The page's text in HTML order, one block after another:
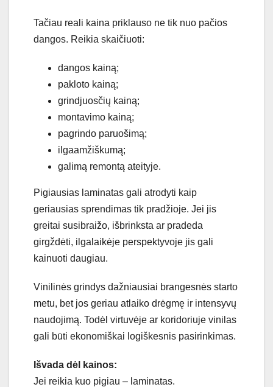
Tačiau reali kaina priklauso ne tik nuo pačios
dangos. Reikia skaičiuoti:
dangos kainą;
pakloto kainą;
grindjuosčių kainą;
montavimo kainą;
pagrindo paruošimą;
ilgaamžiškumą;
galimą remontą ateityje.
Pigiausias laminatas gali atrodyti kaip
geriausias sprendimas tik pradžioje. Jei jis
greitai susibraižo, išbrinksta ar pradeda
girgždėti, ilgalaikėje perspektyvoje jis gali
kainuoti daugiau.
Vinilinės grindys dažniausiai brangesnės starto
metu, bet jos geriau atlaiko drėgmę ir intensyvų
naudojimą. Todėl virtuvėje ar koridoriuje vinilas
gali būti ekonomiškai logiškesnis pasirinkimas.
Išvada dėl kainos:
Jei reikia kuo pigiau – laminatas.